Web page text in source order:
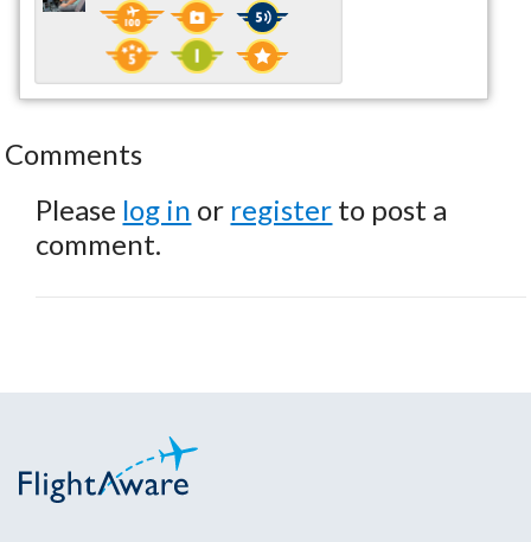
Comments
Please log in or register to post a
comment.